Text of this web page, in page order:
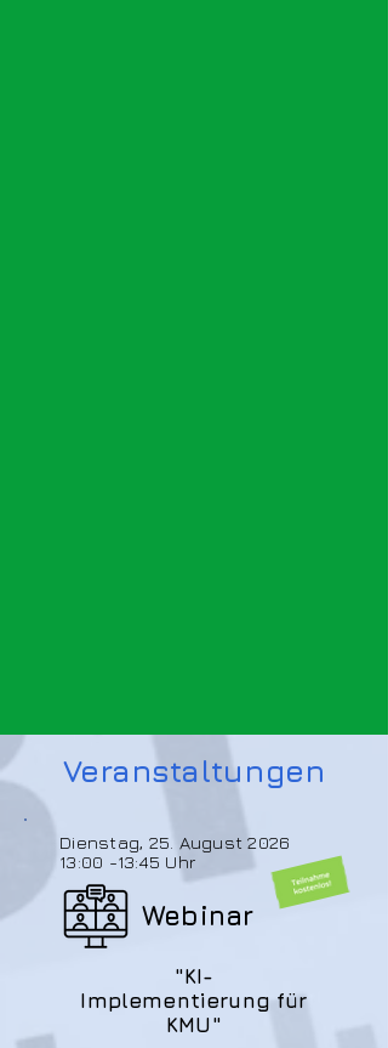
Veranstaltungen
Dienstag, 25. August 2026
13:00 -13:45 Uhr
Webinar
"KI-
Implementierung für
KMU"